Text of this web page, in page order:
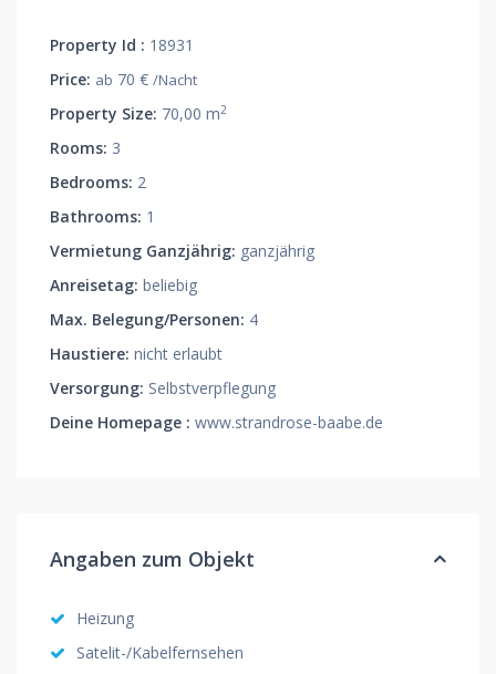
Property Id : 18931
Price: ab 70 € /Nacht
Property Size: 70,00 m2
Rooms: 3
Bedrooms: 2
Bathrooms: 1
Vermietung Ganzjährig: ganzjährig
Anreisetag: beliebig
Max. Belegung/Personen: 4
Haustiere: nicht erlaubt
Versorgung: Selbstverpflegung
Deine Homepage : www.strandrose-baabe.de
Angaben zum Objekt
Heizung
Satelit-/Kabelfernsehen